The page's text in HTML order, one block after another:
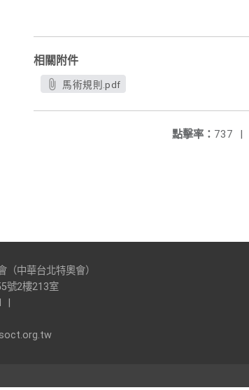
相關附件
馬術規則.pdf
點擊率： 737 |
中華台北特奧會）
號2樓213室